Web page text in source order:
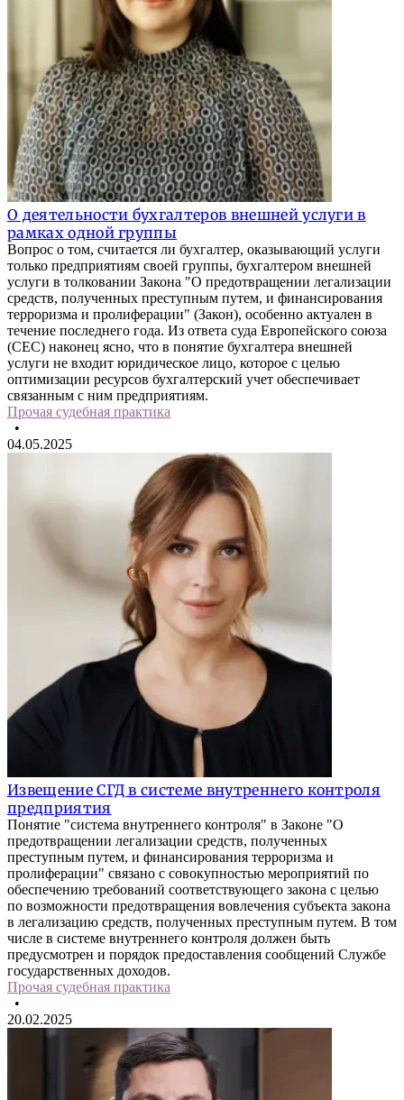
О деятельности бухгалтеров внешней услуги в
рамках одной группы
Вопрос о том, считается ли бухгалтер, оказывающий услуги
только предприятиям своей группы, бухгалтером внешней
услуги в толковании Закона "О предотвращении легализации
средств, полученных преступным путем, и финансирования
терроризма и пролиферации" (Закон), особенно актуален в
течение последнего года. Из ответа суда Европейского союза
(СЕС) наконец ясно, что в понятие бухгалтера внешней
услуги не входит юридическое лицо, которое с целью
оптимизации ресурсов бухгалтерский учет обеспечивает
связанным с ним предприятиям.
Прочая судебная практика
•
04.05.2025
Извещение СГД в системе внутреннего контроля
предприятия
Понятие "система внутреннего контроля" в Законе "О
предотвращении легализации средств, полученных
преступным путем, и финансирования терроризма и
пролиферации" связано с совокупностью мероприятий по
обеспечению требований соответствующего закона с целью
по возможности предотвращения вовлечения субъекта закона
в легализацию средств, полученных преступным путем. В том
числе в системе внутреннего контроля должен быть
предусмотрен и порядок предоставления сообщений Службе
государственных доходов.
Прочая судебная практика
•
20.02.2025